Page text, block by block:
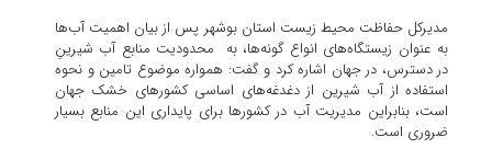
مدیرکل حفاظت محیط زیست استان بوشهر پس از بیان اهمیت آب‌ها
به عنوان زیستگاه‌های انواع گونه‌ها، به محدودیت منابع آب شیرینِ
در دسترس، در جهان اشاره کرد و گفت: همواره موضوع تامین و نحوه
استفاده از آب شیرین از دغدغه‌های اساسی کشور‌های خشک جهان
است، بنابراین مدیریت آب در کشور‌ها برای پایداری این منابع بسیار
ضروری است.